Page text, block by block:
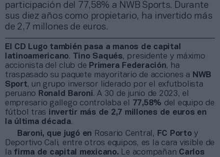
participación del 77,58% a NWB Sports. Durante
sus diez años como propietario, ha invertido más
de 2,7 millones de euros.
El CD Lugo también pasa a manos de capital
latinoamericano. Tino Saqués, presidente y máximo
accionista del club de Primera Federación, ha
traspasado su paquete mayoritario de acciones a NWB
Sport, un grupo inversor liderado por el exfutbolista
peruano Ronald Baroni . A 30 de junio de 2023, el
empresario gallego controlaba el
77,58% del equipo de
fútbol tras invertir más de 2,7 millones de euros en
la última década.
Baroni, que jugó en Rosario Central, FC Portoy
Deportivo Cali, entre otros equipos, es la cara visible de
la firma de capital mexicano. Le acompañan Carlos